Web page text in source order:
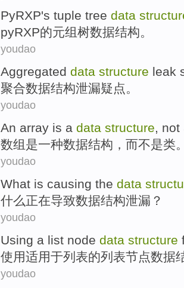
PyRXP's tuple tree data
pyRXP的元组树数据结构。
youdao
Aggregated data structure leak
聚合数据结构泄漏疑点。
youdao
An array is a data structure, not
数组是一种数据结构 ，而不是类
youdao
What is causing the data
什么正在导致数据结构泄漏 ？
youdao
Using a list node data structure
使用适用于列表的列表节点数据
youdao